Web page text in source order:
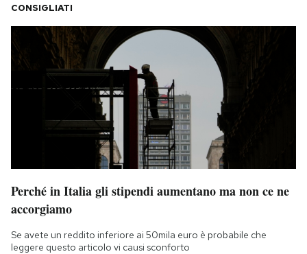
CONSIGLIATI
Perché in Italia gli stipendi aumentano ma non ce ne
accorgiamo
Se avete un reddito inferiore ai 50mila euro è probabile che
leggere questo articolo vi causi sconforto